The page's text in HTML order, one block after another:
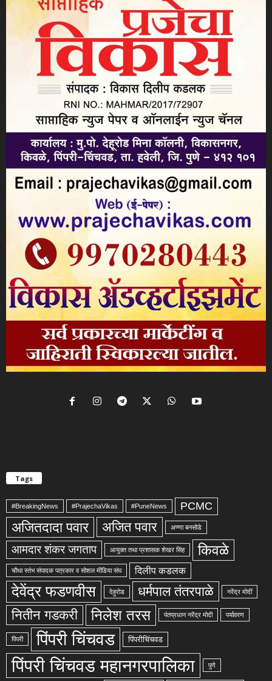
Tags
#BreakingNews #PrajechaVikas #PuneNews PCMC
अजितदादा पवार अजित पवार अण्णा बनसोडे
आमदार शंकर जगताप आयुक्त तथा प्रशासक शेखर सिंह किवळे
चौथा स्तंभ संपादक पत्रकार व सोशल मीडिया संघ दिलीप कडलक
देवेंद्र फडणवीस देहुरोड धर्मपाल तंतरपाळे नरेंद्र मोदीं
नितीन गडकरी निलेश तरस पंतप्रधान नरेंद्र मोदी पर्यावरण
पिंपरी पिंपरी चिंचवड पिंपरीचिंचवड
पिंपरी चिंचवड महानगरपालिका पुणे